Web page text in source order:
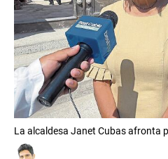
La alcaldesa Janet Cubas afronta